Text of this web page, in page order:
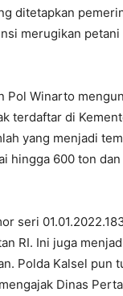
ditetapkan
merugikan
Pol Winarto
terdaftar di
yang menjadi
hingga 600 ton
seri
RI. Ini juga
Polda Kalsel pun
Dinas